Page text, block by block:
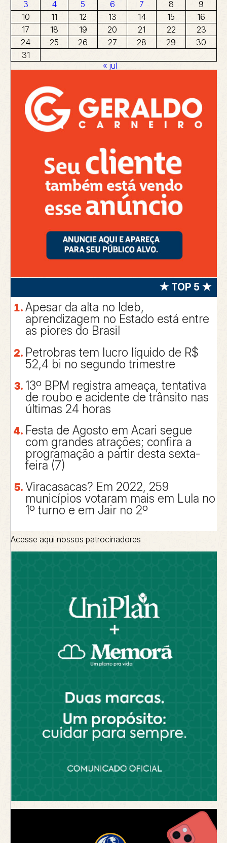
3 4 5 6 7 8
9
10
11 12 13 14 15
16
17
18 19 20 21 22
23
24
25 26 27 28 29
30
31
« jul
★ TOP 5 ★
Apesar da alta no Ideb,
aprendizagem no Estado está entre
as piores do Brasil
Petrobras tem lucro líquido de R$
52,4 bi no segundo trimestre
13º BPM registra ameaça, tentativa
de roubo e acidente de trânsito nas
últimas 24 horas
Festa de Agosto em Acari segue
com grandes atrações; confira a
programação a partir desta sexta-
feira (7)
Viracasacas? Em 2022, 259
municípios votaram mais em Lula no
1º turno e em Jair no 2º
Acesse aqui nossos patrocinadores